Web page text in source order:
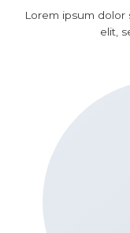
Lorem ipsum
elit,